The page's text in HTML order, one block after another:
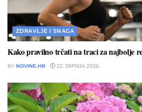
ZDRAVLJE I SNAGA
Kako pravilno trčati na traci za najbolje
BY NOVINE.HR 22. SRPNJA 2026.